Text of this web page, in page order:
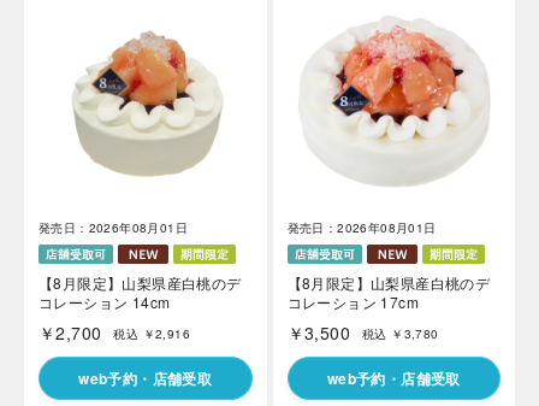
発売日：2026年08月01日
【8月限定】山梨県産白桃のデ
コレーション 14cm
￥2,700 税込 ￥2,916
web予約・店舗受取
発売日：2026年08月01日
【8月限定】山梨県産白桃のデ
コレーション 17cm
￥3,500 税込 ￥3,780
web予約・店舗受取